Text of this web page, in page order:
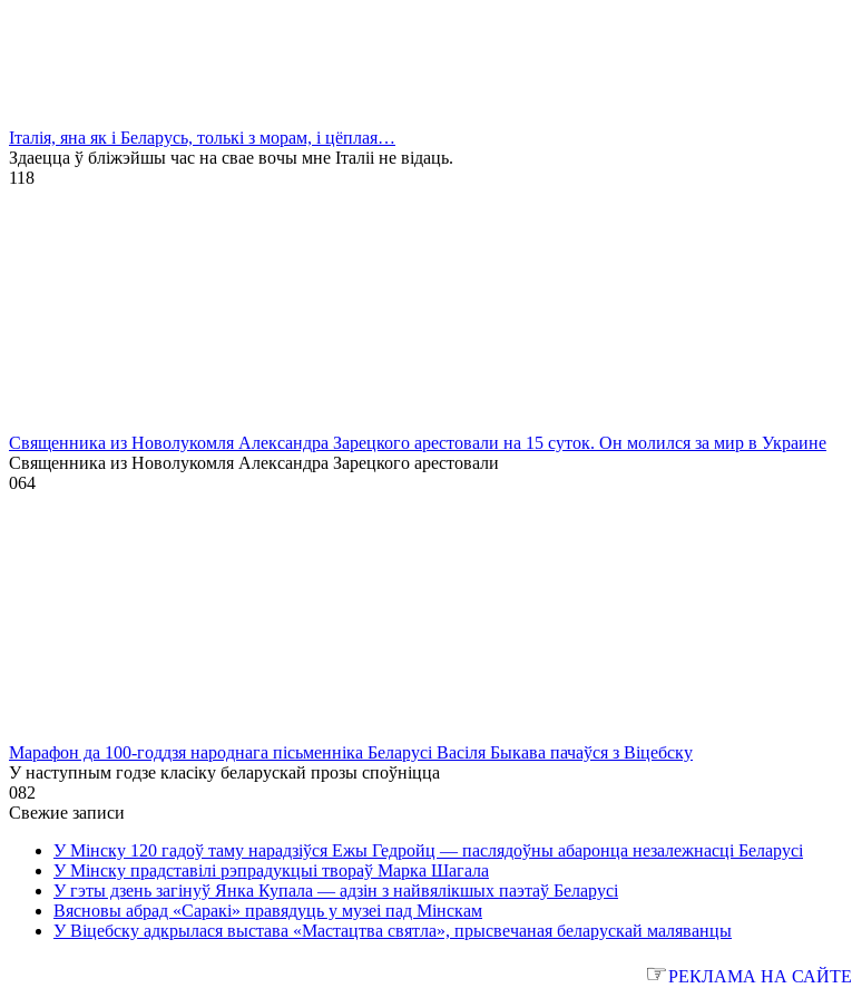
Італія, яна як і Беларусь, толькі з морам, і цёплая…
Здаецца ў бліжэйшы час на свае вочы мне Італіі не відаць.
118
Священника из Новолукомля Александра Зарецкого арестовали на 15 суток. Он молился за мир в Украине
Священника из Новолукомля Александра Зарецкого арестовали
064
Марафон да 100-годдзя народнага пісьменніка Беларусі Васіля Быкава пачаўся з Віцебску
У наступным годзе класіку беларускай прозы споўніцца
082
Свежие записи
У Мінску 120 гадоў таму нарадзіўся Ежы Гедройц — паслядоўны абаронца незалежнасці Беларусі
У Мінску прадставілі рэпрадукцыі твораў Марка Шагала
У гэты дзень загінуў Янка Купала — адзін з найвялікшых паэтаў Беларусі
Вясновы абрад «Саракі» правядуць у музеі пад Мінскам
У Віцебску адкрылася выстава «Мастацтва святла», прысвечаная беларускай маляванцы
☞РЕКЛАМА НА САЙТЕ